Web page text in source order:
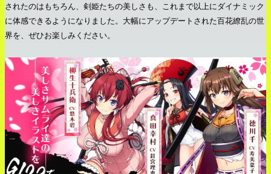
されたのはもちろん、剣姫たちの美しさも、これまで以上にダイナミック
に体感できるようになりました。大幅にアップデートされた百花繚乱の世
界を、ぜひお楽しみください。